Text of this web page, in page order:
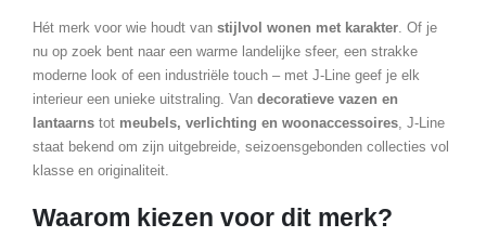
Hét merk voor wie houdt van stijlvol wonen met karakter . Of je
nu op zoek bent naar een warme landelijke sfeer, een strakke
moderne look of een industriële touch – met J-Line geef je elk
interieur een unieke uitstraling. Van decoratieve vazen en
lantaarns tot meubels, verlichting en woonaccessoires , J-Line
staat bekend om zijn uitgebreide, seizoensgebonden collecties vol
klasse en originaliteit.
Waarom kiezen voor dit merk?